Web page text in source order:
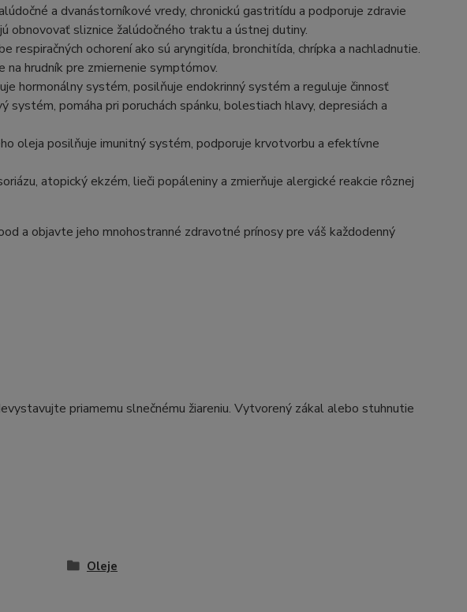
a dvanástorníkové vredy, chronickú gastritídu a podporuje zdravie
obnovovať sliznice žalúdočného traktu a ústnej dutiny.
respiračných ochorení ako sú aryngitída, bronchitída, chrípka a nachladnutie.
hrudník pre zmiernenie symptómov.
hormonálny systém, posilňuje endokrinný systém a reguluje činnosť
pomáha pri poruchách spánku, bolestiach hlavy, depresiách a
oleja posilňuje imunitný systém, podporuje krvotvorbu a efektívne
atopický ekzém, lieči popáleniny a zmierňuje alergické reakcie rôznej
a objavte jeho mnohostranné zdravotné prínosy pre váš každodenný
priamemu slnečnému žiareniu. Vytvorený zákal alebo stuhnutie
Oleje